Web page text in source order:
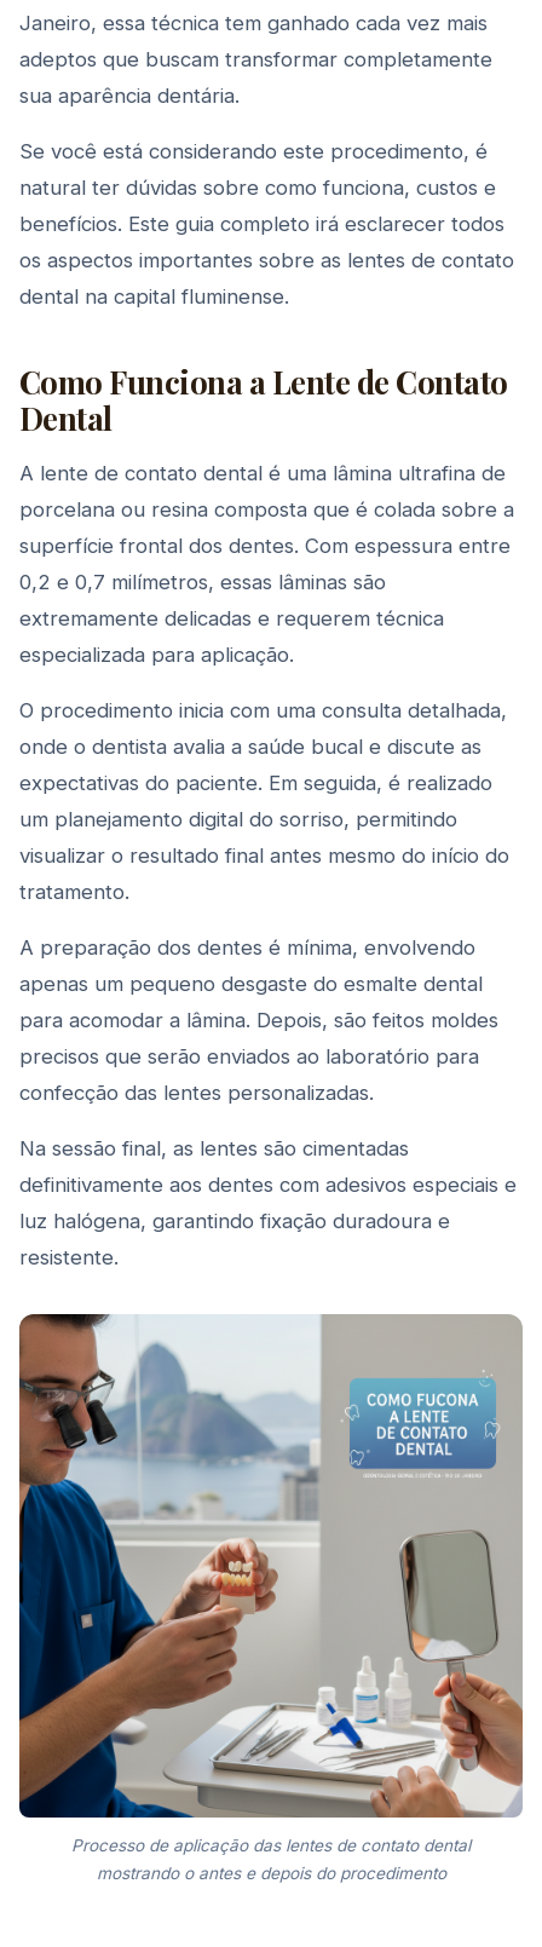
Janeiro, essa técnica tem ganhado cada vez mais
adeptos que buscam transformar completamente
sua aparência dentária.
Se você está considerando este procedimento, é
natural ter dúvidas sobre como funciona, custos e
benefícios. Este guia completo irá esclarecer todos
os aspectos importantes sobre as lentes de contato
dental na capital fluminense.
Como Funciona a Lente de Contato
Dental
A lente de contato dental é uma lâmina ultrafina de
porcelana ou resina composta que é colada sobre a
superfície frontal dos dentes. Com espessura entre
0,2 e 0,7 milímetros, essas lâminas são
extremamente delicadas e requerem técnica
especializada para aplicação.
O procedimento inicia com uma consulta detalhada,
onde o dentista avalia a saúde bucal e discute as
expectativas do paciente. Em seguida, é realizado
um planejamento digital do sorriso, permitindo
visualizar o resultado final antes mesmo do início do
tratamento.
A preparação dos dentes é mínima, envolvendo
apenas um pequeno desgaste do esmalte dental
para acomodar a lâmina. Depois, são feitos moldes
precisos que serão enviados ao laboratório para
confecção das lentes personalizadas.
Na sessão final, as lentes são cimentadas
definitivamente aos dentes com adesivos especiais e
luz halógena, garantindo fixação duradoura e
resistente.
Processo de aplicação das lentes de contato dental
mostrando o antes e depois do procedimento